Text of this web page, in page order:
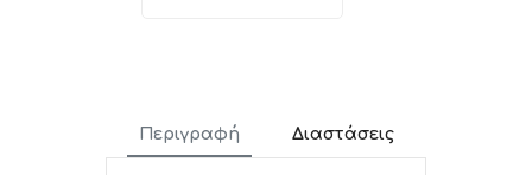
Περιγραφή Διαστάσεις